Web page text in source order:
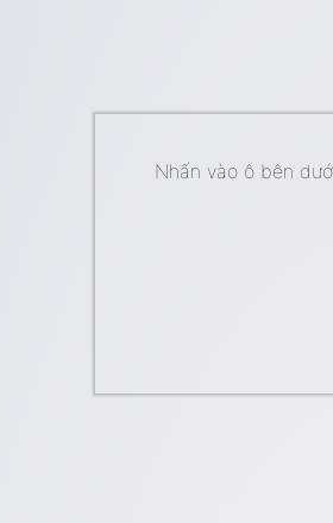
Nhấn vào ô bên